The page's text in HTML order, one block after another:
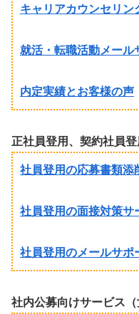
キャリアカウンセリン
就活・転職活動メール
内定実績とお客様の声
正社員登用、契約社員
社員登用の応募書類添
社員登用の面接対策サ
社員登用のメールサポ
社内公募向けサービス（